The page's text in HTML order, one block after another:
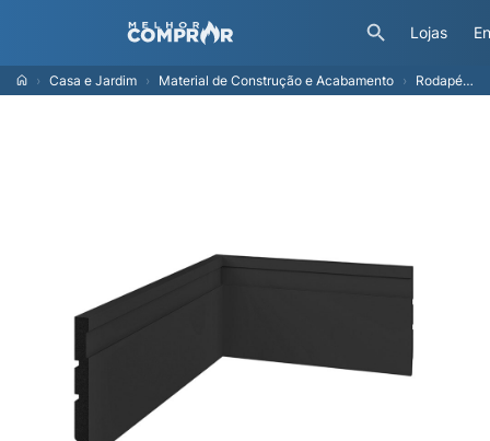
Lojas
Casa e Jardim Material de Construção e Acabamento Rodapé Modaza Poliestireno Frisado 10 x 285 cm, Preto